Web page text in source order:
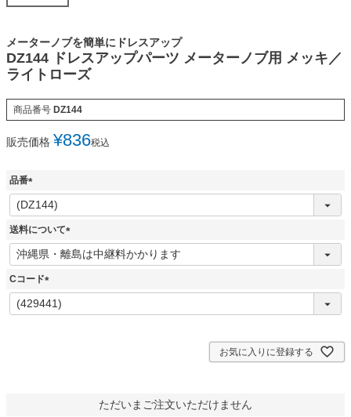
メーターノブを簡単にドレスアップ
DZ144 ドレスアップパーツ メーターノブ用 メッキ／
ライトローズ
商品番号 DZ144
販売価格 ¥836税込
品番
(
必
須
送料について
(
必
Cコード
(
必
お気に入りに登録する
ただいまご注文いただけません